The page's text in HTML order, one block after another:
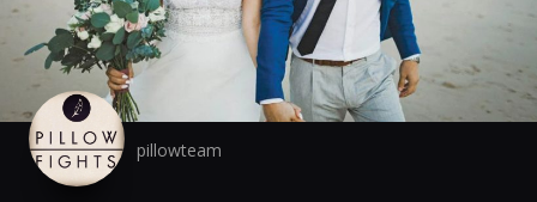
pillowteam